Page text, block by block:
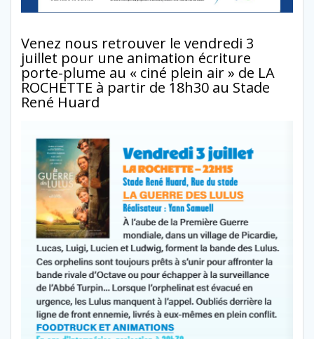
Venez nous retrouver le vendredi 3
juillet pour une animation écriture
porte-plume au « ciné plein air » de LA
ROCHETTE à partir de 18h30 au Stade
René Huard